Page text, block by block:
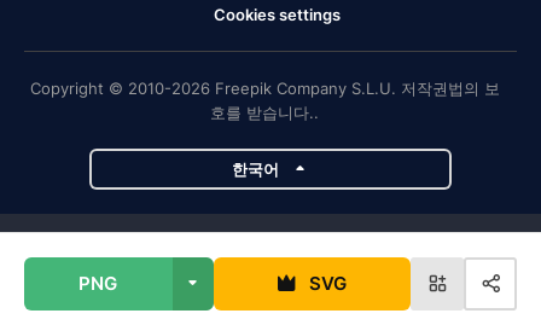
PNG SVG
Cookies settings
Copyright © 2010-2026 Freepik Company S.L.U. 저작권법의 보
호를 받습니다..
한국어